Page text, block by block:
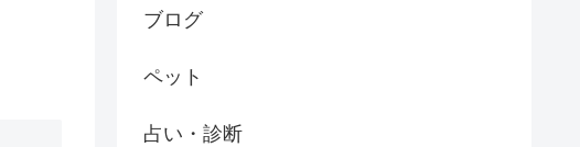
ブログ
ペット
占い・診断